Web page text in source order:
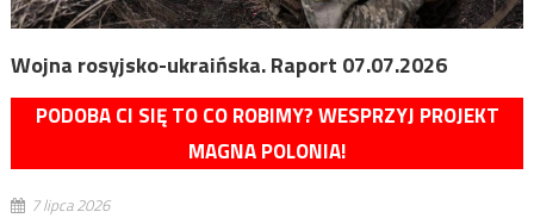
Wojna rosyjsko-ukraińska. Raport 07.07.2026
PODOBA CI SIĘ TO CO ROBIMY? WESPRZYJ PROJEKT
MAGNA POLONIA!
7 lipca 2026